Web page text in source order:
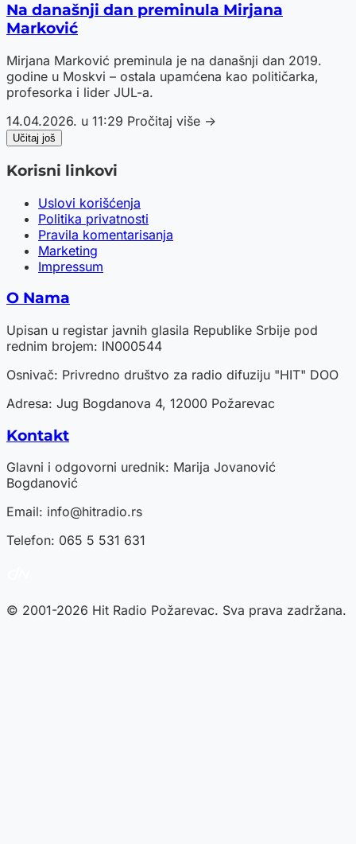
Na današnji dan preminula Mirjana
Marković
Mirjana Marković preminula je na današnji dan 2019.
godine u Moskvi – ostala upamćena kao političarka,
profesorka i lider JUL-a.
14.04.2026. u 11:29 Pročitaj više →
Učitaj još
Korisni linkovi
Uslovi korišćenja
Politika privatnosti
Pravila komentarisanja
Marketing
Impressum
O Nama
Upisan u registar javnih glasila Republike Srbije pod
rednim brojem: IN000544
Osnivač: Privredno društvo za radio difuziju "HIT" DOO
Adresa: Jug Bogdanova 4, 12000 Požarevac
Kontakt
Glavni i odgovorni urednik: Marija Jovanović
Bogdanović
Email: info@hitradio.rs
Telefon: 065 5 531 631
© 2001-2026 Hit Radio Požarevac. Sva prava zadržana.